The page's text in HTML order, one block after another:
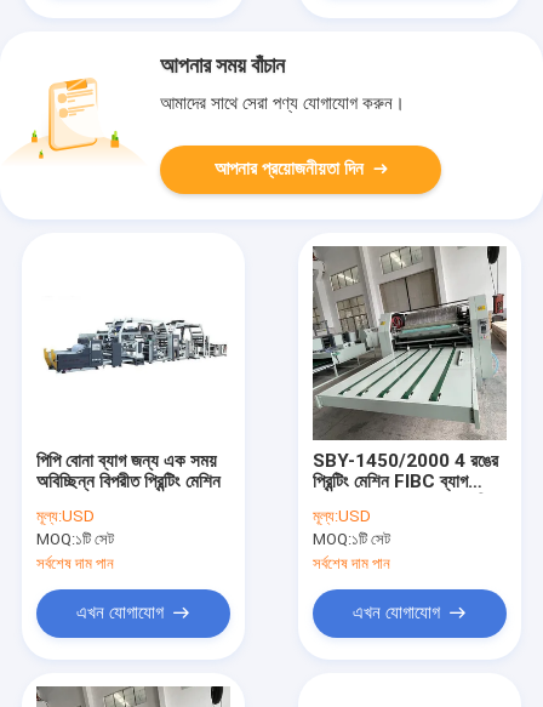
আপনার সময় বাঁচান
আমাদের সাথে সেরা পণ্য যোগাযোগ করুন।
আপনার প্রয়োজনীয়তা দিন
পিপি বোনা ব্যাগ জন্য এক সময়
অবিচ্ছিন্ন বিপরীত প্রিন্টিং মেশিন
মূল্য:USD
MOQ:১টি সেট
সর্বশেষ দাম পান
এখন যোগাযোগ
SBY-1450/2000 4 রঙের
প্রিন্টিং মেশিন FIBC ব্যাগ
ঘন্টায় 1200 পিস, স্বয়ংক্রিয়
সংগ্রহ সহ
মূল্য:USD
MOQ:১টি সেট
সর্বশেষ দাম পান
এখন যোগাযোগ